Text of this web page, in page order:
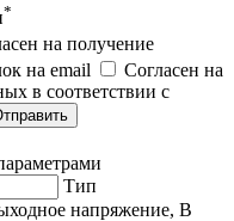
*
на получение
на email
Согласен на
в соответствии с
Тип
напряжение, В